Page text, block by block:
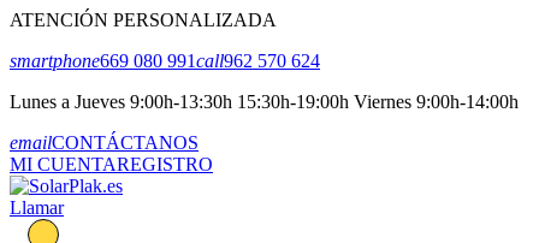
ATENCIÓN PERSONALIZADA
smartphone669 080 991call962 570 624
Lunes a Jueves 9:00h-13:30h 15:30h-19:00h Viernes 9:00h-14:00h
emailCONTÁCTANOS
MI CUENTAREGISTRO
Llamar